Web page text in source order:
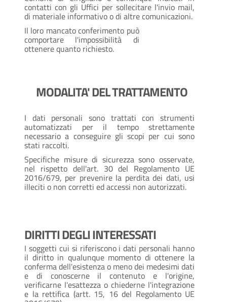
contatti con gli Uffici per sollecitare l'invio mail,
di materiale informativo o di altre comunicazioni.
Il loro mancato conferimento può
comportare l'impossibilità di
ottenere quanto richiesto.
MODALITA' DEL TRATTAMENTO
I dati personali sono trattati con strumenti
automatizzati per il tempo strettamente
necessario a conseguire gli scopi per cui sono
stati raccolti.
Specifiche misure di sicurezza sono osservate,
nel rispetto dell'art. 30 del Regolamento UE
2016/679, per prevenire la perdita dei dati, usi
illeciti o non corretti ed accessi non autorizzati.
DIRITTI DEGLI INTERESSATI
I soggetti cui si riferiscono i dati personali hanno
il diritto in qualunque momento di ottenere la
conferma dell'esistenza o meno dei medesimi dati
e di conoscerne il contenuto e l'origine,
verificarne l'esattezza o chiederne l'integrazione
e la rettifica (artt. 15, 16 del Regolamento UE